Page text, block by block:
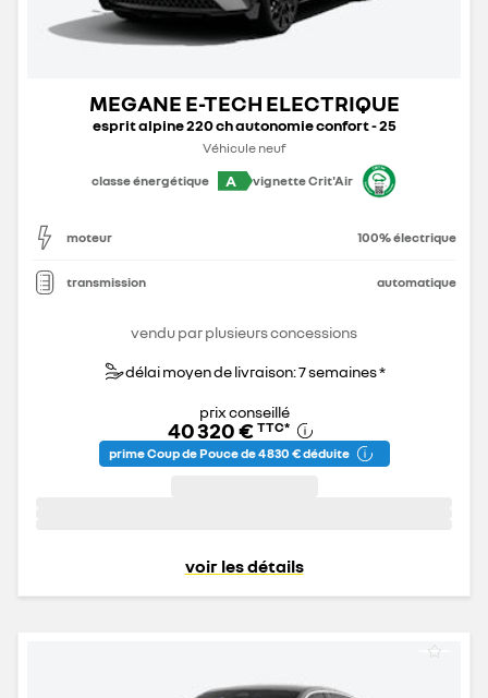
MEGANE E-TECH ELECTRIQUE
esprit alpine 220 ch autonomie confort - 25
Véhicule neuf
classe énergétique
A vignette Crit'Air
moteur 100% électrique
transmission automatique
vendu par plusieurs concessions
délai moyen de livraison: 7 semaines *
prix conseillé
40 320 € TTC*
prime Coup de Pouce de 4 830 € déduite
voir les détails